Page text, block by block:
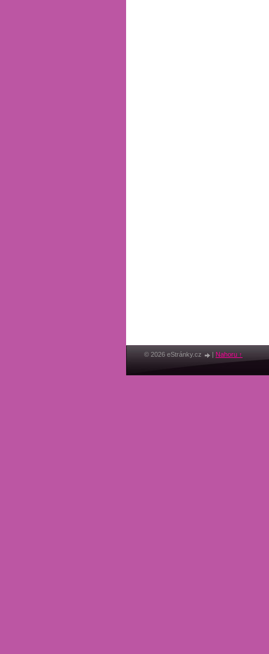
© 2026 eStránky.cz | Nahoru ↑